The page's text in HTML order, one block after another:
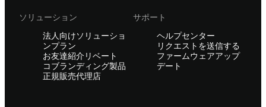
ソリューション
法人向けソリューショ
ンプラン
お友達紹介リベート
コブランディング製品
正規販売代理店
サポート
ヘルプセンター
リクエストを送信する
ファームウェアアップ
デート